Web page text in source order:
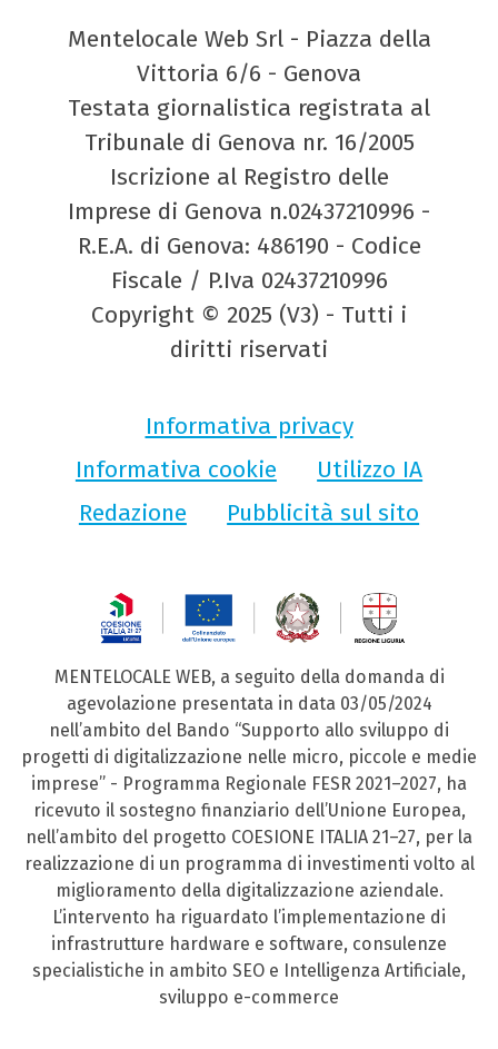
Mentelocale Web Srl - Piazza della
Vittoria 6/6 - Genova
Testata giornalistica registrata al
Tribunale di Genova nr. 16/2005
Iscrizione al Registro delle
Imprese di Genova n.02437210996 -
R.E.A. di Genova: 486190 - Codice
Fiscale / P.Iva 02437210996
Copyright © 2025 (V3) - Tutti i
diritti riservati
Informativa privacy
Informativa cookie
Utilizzo IA
Redazione
Pubblicità sul sito
MENTELOCALE WEB, a seguito della domanda di
agevolazione presentata in data 03/05/2024
nell’ambito del Bando “Supporto allo sviluppo di
progetti di digitalizzazione nelle micro, piccole e medie
imprese” - Programma Regionale FESR 2021–2027, ha
ricevuto il sostegno finanziario dell’Unione Europea,
nell’ambito del progetto COESIONE ITALIA 21–27, per la
realizzazione di un programma di investimenti volto al
miglioramento della digitalizzazione aziendale.
L’intervento ha riguardato l’implementazione di
infrastrutture hardware e software, consulenze
specialistiche in ambito SEO e Intelligenza Artificiale,
sviluppo e-commerce